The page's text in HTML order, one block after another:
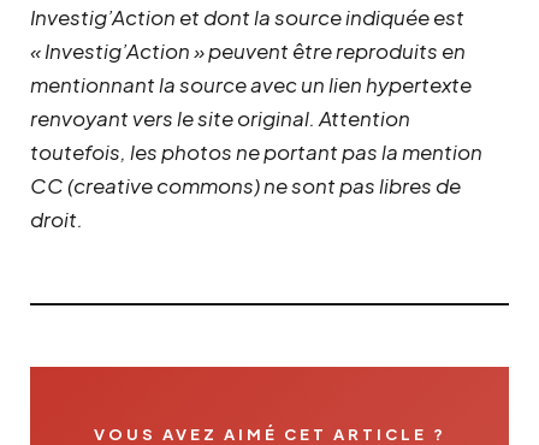
Investig’Action et dont la source indiquée est
« Investig’Action » peuvent être reproduits en
mentionnant la source avec un lien hypertexte
renvoyant vers le site original. Attention
toutefois, les photos ne portant pas la mention
CC (creative commons) ne sont pas libres de
droit.
VOUS AVEZ AIMÉ CET ARTICLE ?